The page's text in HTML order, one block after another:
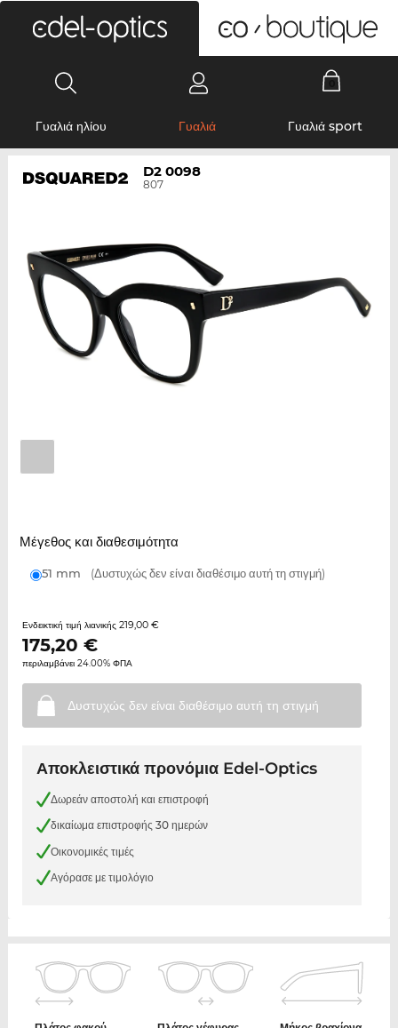
Γυαλιά ηλίου Γυαλιά Γυαλιά sport
D2 0098
807
Μέγεθος και διαθεσιμότητα
51 mm (Δυστυχώς δεν είναι διαθέσιμο αυτή τη στιγμή)
Ενδεικτική τιμή λιανικής 219,00 €
175,20 €
περιλαμβάνει 24.00% ΦΠΑ
Δυστυχώς δεν είναι διαθέσιμο αυτή τη στιγμή
Αποκλειστικά προνόμια Edel-Optics
Δωρεάν αποστολή και επιστροφή
δικαίωμα επιστροφής 30 ημερών
Οικονομικές τιμές
Αγόρασε με τιμολόγιο